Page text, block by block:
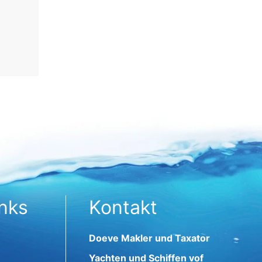
Kontakt
Doeve Makler und Taxator
Yachten und Schiffen vof